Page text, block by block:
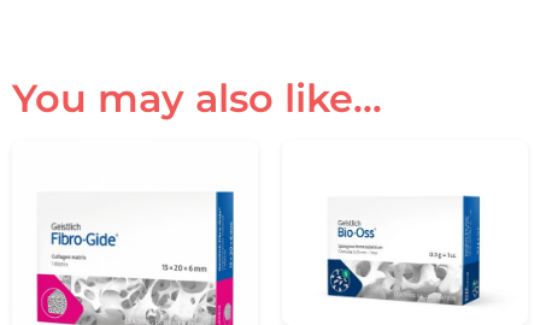
You may also like…